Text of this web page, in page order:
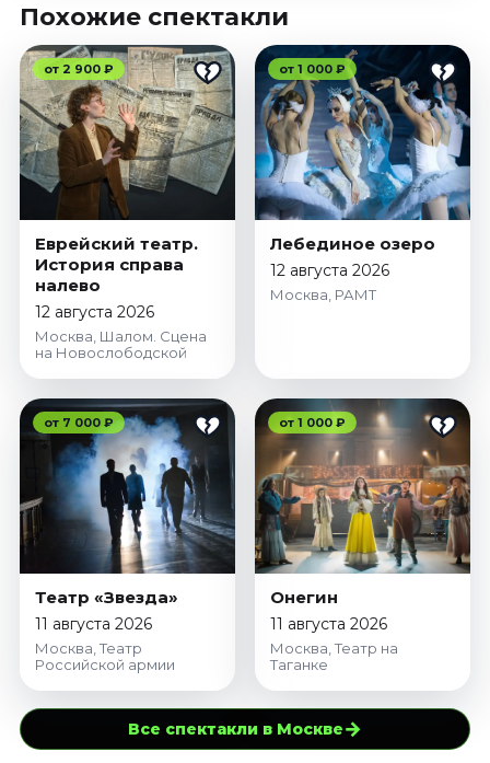
Похожие спектакли
от 2 900 ₽
Еврейский театр.
История справа
налево
12 августа 2026
Москва, Шалом. Сцена
на Новослободской
от 1 000 ₽
Лебединое озеро
12 августа 2026
Москва, РАМТ
от 7 000 ₽
Театр «Звезда»
11 августа 2026
Москва, Театр
Российской армии
от 1 000 ₽
Онегин
11 августа 2026
Москва, Театр на
Таганке
Все спектакли в Москве→